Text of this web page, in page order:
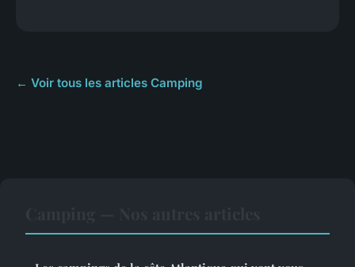
← Voir tous les articles Camping